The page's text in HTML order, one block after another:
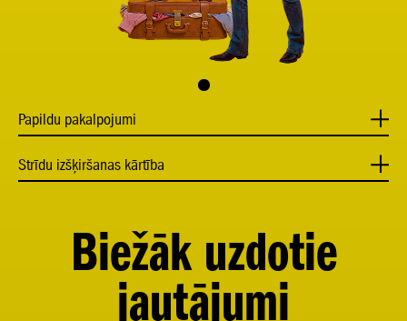
Papildu pakalpojumi
Strīdu izšķiršanas kārtība
Biežāk uzdotie
jautājumi